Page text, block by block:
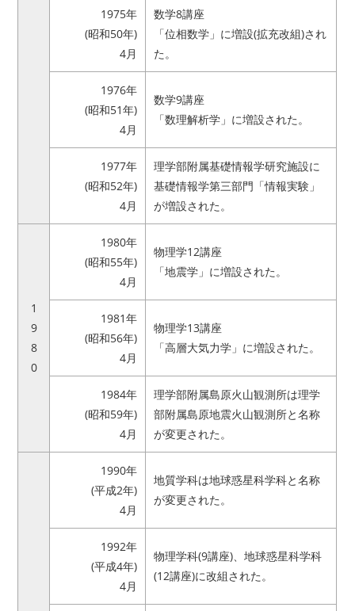
1975年
(昭和50年)
4月
数学8講座
「位相数学」に増設(拡充改組)され
た。
1976年
(昭和51年)
4月
数学9講座
「数理解析学」に増設された。
1977年
(昭和52年)
4月
理学部附属基礎情報学研究施設に
基礎情報学第三部門「情報実験」
が増設された。
1
9
8
0
1980年
(昭和55年)
4月
物理学12講座
「地震学」に増設された。
1981年
(昭和56年)
4月
物理学13講座
「高層大気力学」に増設された。
1984年
(昭和59年)
4月
理学部附属島原火山観測所は理学
部附属島原地震火山観測所と名称
が変更された。
1990年
(平成2年)
4月
地質学科は地球惑星科学科と名称
が変更された。
1992年
(平成4年)
4月
物理学科(9講座)、地球惑星科学科
(12講座)に改組された。